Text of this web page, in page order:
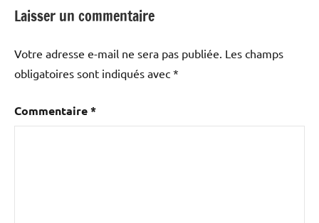
Laisser un commentaire
Votre adresse e-mail ne sera pas publiée. Les champs
obligatoires sont indiqués avec *
Commentaire*